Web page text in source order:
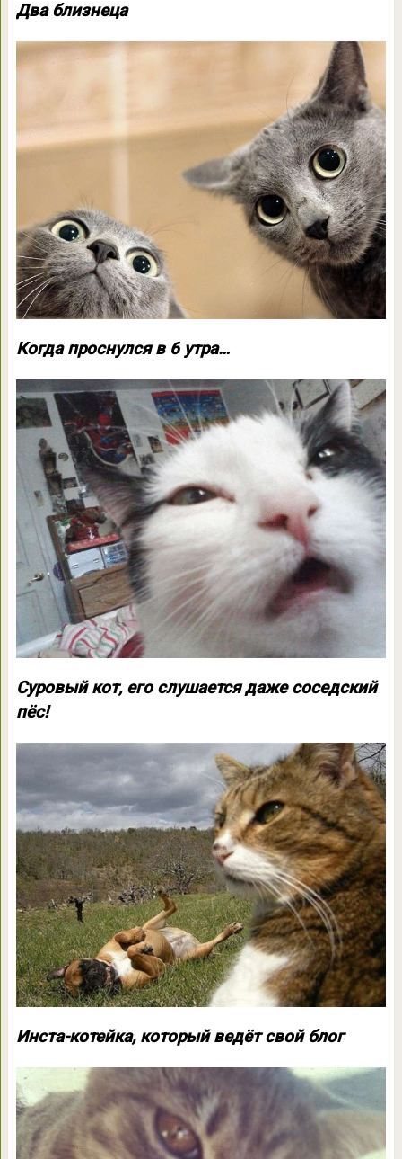
Два близнеца
Когда проснулся в 6 утра…
Суровый кот, его слушается даже соседский
пёс!
Инста-котейка, который ведёт свой блог